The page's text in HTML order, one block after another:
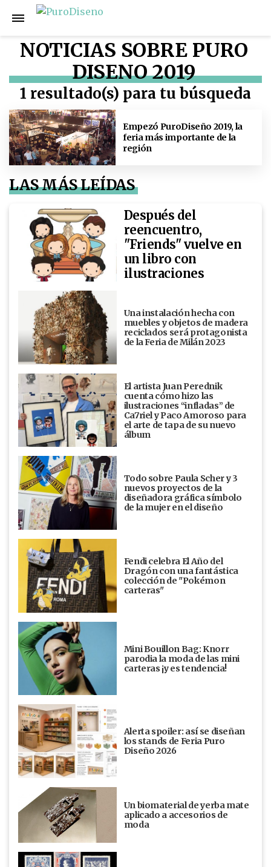
NOTICIAS SOBRE PURO
DISENO 2019
1 resultado(s) para tu búsqueda
Empezó PuroDiseño 2019, la
feria más importante de la
región
LAS MÁS LEÍDAS
Después del
reencuentro,
"Friends" vuelve en
un libro con
ilustraciones
Una instalación hecha con
muebles y objetos de madera
reciclados será protagonista
de la Feria de Milán 2023
El artista Juan Perednik
cuenta cómo hizo las
ilustraciones “infladas” de
Ca7riel y Paco Amoroso para
el arte de tapa de su nuevo
álbum
Todo sobre Paula Scher y 3
nuevos proyectos de la
diseñadora gráfica símbolo
de la mujer en el diseño
Fendi celebra El Año del
Dragón con una fantástica
colección de "Pokémon
carteras"
Mini Bouillon Bag: Knorr
parodia la moda de las mini
carteras ¡y es tendencia!
Alerta spoiler: así se diseñan
los stands de Feria Puro
Diseño 2026
Un biomaterial de yerba mate
aplicado a accesorios de
moda